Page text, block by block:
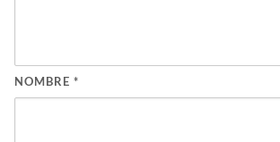
NOMBRE *